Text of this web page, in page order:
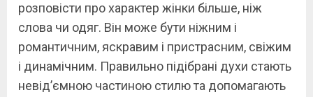
розповісти про характер жінки більше, ніж
слова чи одяг. Він може бути ніжним і
романтичним, яскравим і пристрасним, свіжим
і динамічним. Правильно підібрані духи стають
невід’ємною частиною стилю та допомагають